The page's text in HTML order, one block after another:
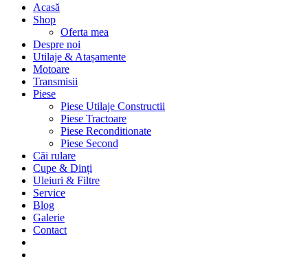
Acasă
Shop
Oferta mea
Despre noi
Utilaje & Atașamente
Motoare
Transmisii
Piese
Piese Utilaje Constructii
Piese Tractoare
Piese Reconditionate
Piese Second
Căi rulare
Cupe & Dinți
Uleiuri & Filtre
Service
Blog
Galerie
Contact